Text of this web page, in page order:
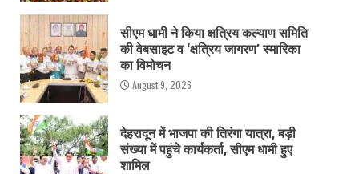
सीएम धामी ने किया क्षत्रिय कल्याण समिति
की वेबसाइट व ‘क्षत्रिय जागरण’ स्मारिका
का विमोचन
August 9, 2026
देहरादून में भाजपा की तिरंगा यात्रा, बड़ी
संख्या में पहुंचे कार्यकर्ता, सीएम धामी हुए
शामिल